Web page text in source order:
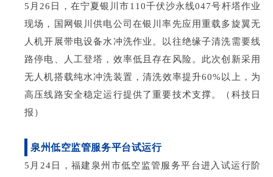
5月26日，在宁夏银川市110千伏沙永线047号杆塔作业
现场，国网银川供电公司在银川率先应用重载多旋翼无
人机开展带电设备水冲洗作业。以往绝缘子清洗需要线
路停电、人工登塔，效率低且存在风险。此次创新采用
无人机搭载纯水冲洗装置，清洗效率提升60%以上，为
高压线路安全稳定运行提供了重要技术支撑。（科技日
报）
泉州低空监管服务平台试运行
5月24日，福建泉州市低空监管服务平台进入试运行阶